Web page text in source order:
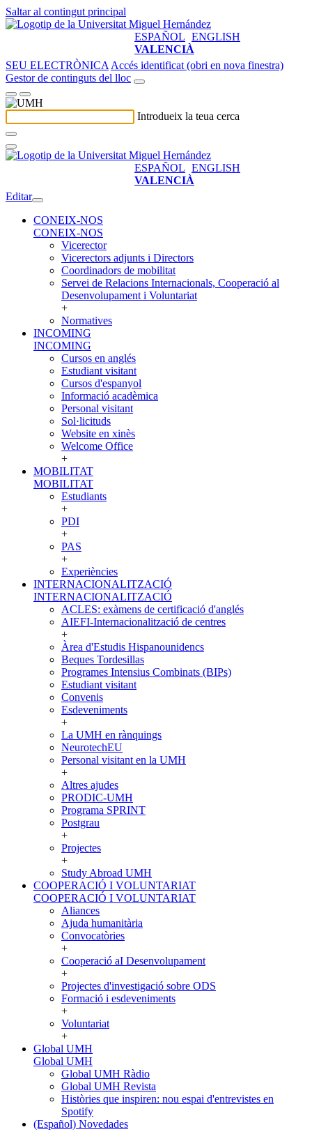
Saltar al contingut principal
ESPAÑOL ENGLISH
VALENCIÀ
SEU ELECTRÒNICA Accés identificat (obri en nova finestra)
Gestor de continguts del lloc
Introdueix la teua cerca
ESPAÑOL ENGLISH
VALENCIÀ
Editar
CONEIX-NOS
CONEIX-NOS
Vicerector
Vicerectors adjunts i Directors
Coordinadors de mobilitat
Servei de Relacions Internacionals, Cooperació al
Desenvolupament i Voluntariat
+
Normatives
INCOMING
INCOMING
Cursos en anglés
Estudiant visitant
Cursos d'espanyol
Informació acadèmica
Personal visitant
Sol·licituds
Website en xinès
Welcome Office
+
MOBILITAT
MOBILITAT
Estudiants
+
PDI
+
PAS
+
Experiències
INTERNACIONALITZACIÓ
INTERNACIONALITZACIÓ
ACLES: exàmens de certificació d'anglés
AIEFI-Internacionalització de centres
+
Àrea d'Estudis Hispanounidencs
Beques Tordesillas
Programes Intensius Combinats (BIPs)
Estudiant visitant
Convenis
Esdeveniments
+
La UMH en rànquings
NeurotechEU
Personal visitant en la UMH
+
Altres ajudes
PRODIC-UMH
Programa SPRINT
Postgrau
+
Projectes
+
Study Abroad UMH
COOPERACIÓ I VOLUNTARIAT
COOPERACIÓ I VOLUNTARIAT
Aliances
Ajuda humanitària
Convocatòries
+
Cooperació aI Desenvolupament
+
Projectes d'investigació sobre ODS
Formació i esdeveniments
+
Voluntariat
+
Global UMH
Global UMH
Global UMH Ràdio
Global UMH Revista
Històries que inspiren: nou espai d'entrevistes en
Spotify
(Español) Novedades